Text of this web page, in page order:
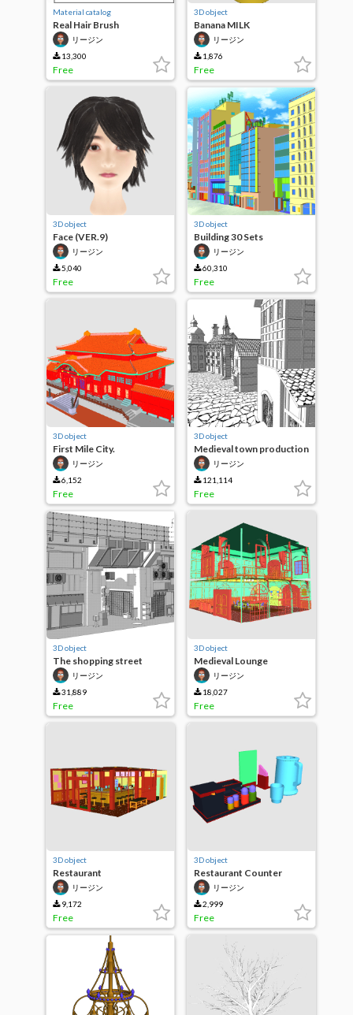
Material catalog
Real Hair Brush
リージン
13,300
Free
3D object
Banana MILK
リージン
1,876
Free
3D object
Face (VER.9)
リージン
5,040
Free
3D object
Building 30 Sets
リージン
60,310
Free
3D object
First Mile City.
リージン
6,152
Free
3D object
Medieval town production
building set
リージン
121,114
Free
3D object
The shopping street
under the overpass
リージン
31,889
Free
3D object
Medieval Lounge
リージン
18,027
Free
3D object
Restaurant
リージン
9,172
Free
3D object
Restaurant Counter
Accessory Set
リージン
2,999
Free